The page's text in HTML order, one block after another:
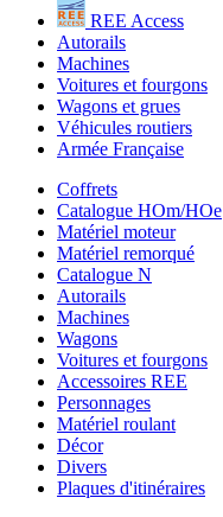
REE Access
Autorails
Machines
Voitures et fourgons
Wagons et grues
Véhicules routiers
Armée Française
Coffrets
Catalogue HOm/HOe
Matériel moteur
Matériel remorqué
Catalogue N
Autorails
Machines
Wagons
Voitures et fourgons
Accessoires REE
Personnages
Matériel roulant
Décor
Divers
Plaques d'itinéraires